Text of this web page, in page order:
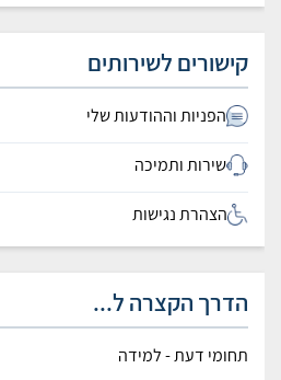
קישורים לשירותים
הפניות וההודעות שלי
שירות ותמיכה
הצהרת נגישות
הדרך הקצרה ל...
תחומי דעת - למידה